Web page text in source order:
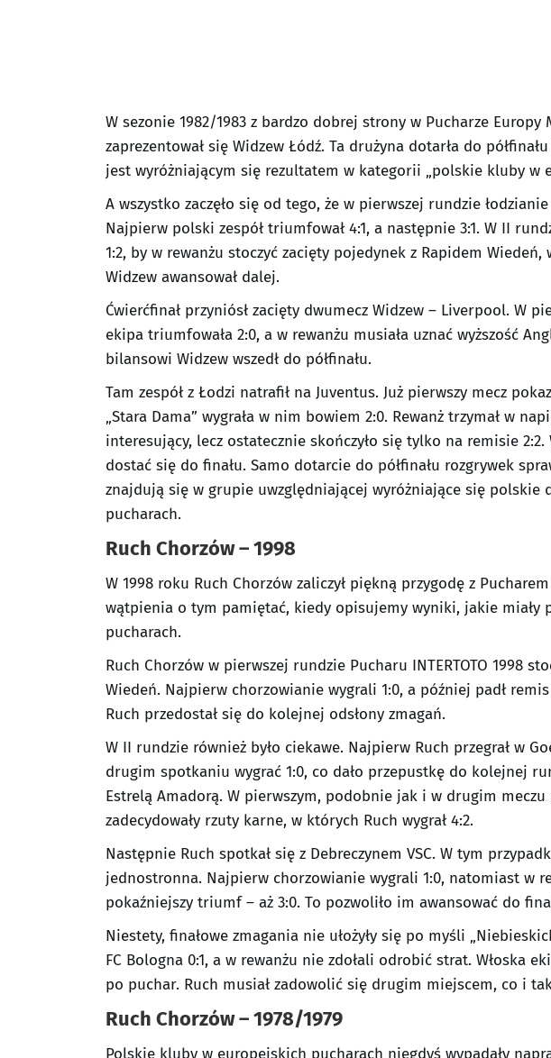
W sezonie 1982/1983 z bardzo dobrej strony w Pucharze Europy
zaprezentował się Widzew Łódź. Ta drużyna dotarła do
jest wyróżniającym się rezultatem w kategorii „polskie kluby w
A wszystko zaczęło się od tego, że w pierwszej rundzie
Najpierw polski zespół triumfował 4:1, a następnie 3:1. W II
1:2, by w rewanżu stoczyć zacięty pojedynek z Rapidem
Widzew awansował dalej.
Ćwierćfinał przyniósł zacięty dwumecz Widzew – Liverpool. W
ekipa triumfowała 2:0, a w rewanżu musiała uznać wyższość
bilansowi Widzew wszedł do półfinału.
Tam zespół z Łodzi natrafił na Juventus. Już pierwszy mecz
„Stara Dama” wygrała w nim bowiem 2:0. Rewanż trzymał w
interesujący, lecz ostatecznie skończyło się tylko na remisie 2:2.
dostać się do finału. Samo dotarcie do półfinału rozgrywek
znajdują się w grupie uwzględniającej wyróżniające się polskie
pucharach.
Ruch Chorzów – 1998
W 1998 roku Ruch Chorzów zaliczył piękną przygodę z Pucharem
wątpienia o tym pamiętać, kiedy opisujemy wyniki, jakie miały
pucharach.
Ruch Chorzów w pierwszej rundzie Pucharu INTERTOTO 1998
Wiedeń. Najpierw chorzowianie wygrali 1:0, a później padł
Ruch przedostał się do kolejnej odsłony zmagań.
W II rundzie również było ciekawe. Najpierw Ruch przegrał w
drugim spotkaniu wygrać 1:0, co dało przepustkę do kolejnej
Estrelą Amadorą. W pierwszym, podobnie jak i w drugim meczu
zadecydowały rzuty karne, w których Ruch wygrał 4:2.
Następnie Ruch spotkał się z Debreczynem VSC. W tym
jednostronna. Najpierw chorzowianie wygrali 1:0, natomiast w
pokaźniejszy triumf – aż 3:0. To pozwoliło im awansować do
Niestety, finałowe zmagania nie ułożyły się po myśli
FC Bologna 0:1, a w rewanżu nie zdołali odrobić strat. Włoska
po puchar. Ruch musiał zadowolić się drugim miejscem, co i
Ruch Chorzów – 1978/1979
Polskie kluby w europejskich pucharach niegdyś wypadały